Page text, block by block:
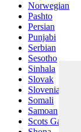
Norwegian
Pashto
Persian
Punjabi
Serbian
Sesotho
Sinhala
Slovak
Slovenian
Somali
Samoan
Scots Gaelic